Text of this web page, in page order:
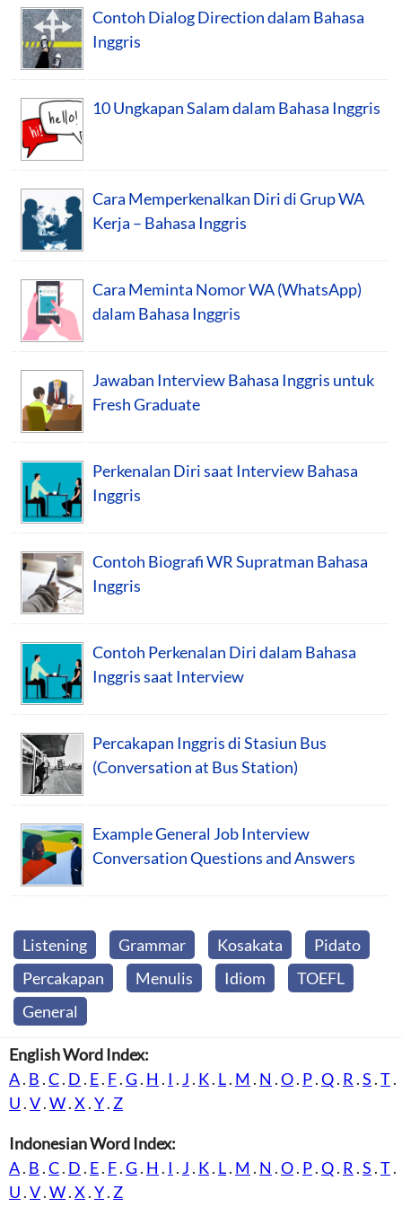
Contoh Dialog Direction dalam Bahasa
Inggris
10 Ungkapan Salam dalam Bahasa Inggris
Cara Memperkenalkan Diri di Grup WA
Kerja – Bahasa Inggris
Cara Meminta Nomor WA (WhatsApp)
dalam Bahasa Inggris
Jawaban Interview Bahasa Inggris untuk
Fresh Graduate
Perkenalan Diri saat Interview Bahasa
Inggris
Contoh Biografi WR Supratman Bahasa
Inggris
Contoh Perkenalan Diri dalam Bahasa
Inggris saat Interview
Percakapan Inggris di Stasiun Bus
(Conversation at Bus Station)
Example General Job Interview
Conversation Questions and Answers
Listening Grammar Kosakata
Pidato
Percakapan
Menulis Idiom
TOEFL
General
English Word Index:
A. B .C. D . E. F.G. H . I . J . K. L. M . N .O. P.Q. R .S .T.
U .V.W.X .Y. Z
Indonesian Word Index:
A. B .C. D . E. F.G. H . I . J . K. L. M . N .O. P.Q. R .S .T.
U .V.W.X .Y. Z